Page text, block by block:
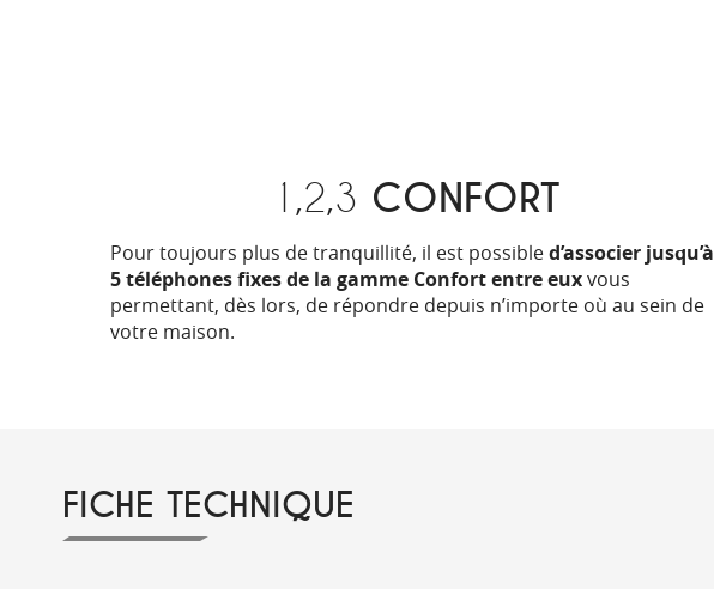
1,2,3 CONFORT
Pour toujours plus de tranquillité, il est possibled’associer jusqu’à
5 téléphones fixes de la gamme Confort entre euxvous
permettant, dès lors, de répondre depuis n’importe où au sein de
votre maison.
FICHE TECHNIQUE